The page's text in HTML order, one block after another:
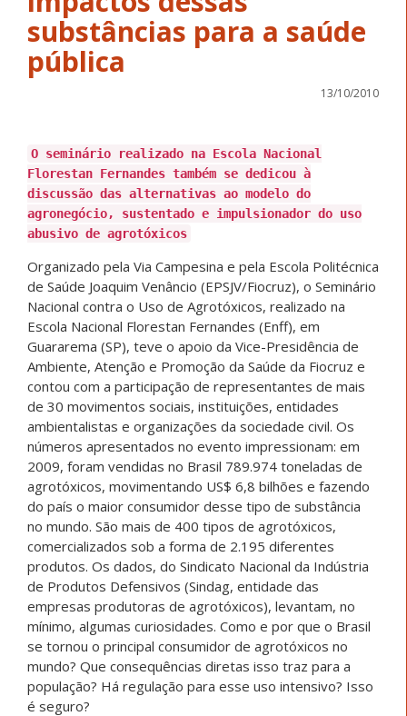
substâncias para a saúde
pública
13/10/2010
O seminário realizado na Escola Nacional
Florestan Fernandes também se dedicou à
discussão das alternativas ao modelo do
agronegócio, sustentado e impulsionador do uso
abusivo de agrotóxicos
Organizado pela Via Campesina e pela Escola Politécnica
de Saúde Joaquim Venâncio (EPSJV/Fiocruz), o Seminário
Nacional contra o Uso de Agrotóxicos, realizado na
Escola Nacional Florestan Fernandes (Enff), em
Guararema (SP), teve o apoio da Vice-Presidência de
Ambiente, Atenção e Promoção da Saúde da Fiocruz e
contou com a participação de representantes de mais
de 30 movimentos sociais, instituições, entidades
ambientalistas e organizações da sociedade civil. Os
números apresentados no evento impressionam: em
2009, foram vendidas no Brasil 789.974 toneladas de
agrotóxicos, movimentando US$ 6,8 bilhões e fazendo
do país o maior consumidor desse tipo de substância
no mundo. São mais de 400 tipos de agrotóxicos,
comercializados sob a forma de 2.195 diferentes
produtos. Os dados, do Sindicato Nacional da Indústria
de Produtos Defensivos (Sindag, entidade das
empresas produtoras de agrotóxicos), levantam, no
mínimo, algumas curiosidades. Como e por que o Brasil
se tornou o principal consumidor de agrotóxicos no
mundo? Que consequências diretas isso traz para a
população? Há regulação para esse uso intensivo? Isso
é seguro?